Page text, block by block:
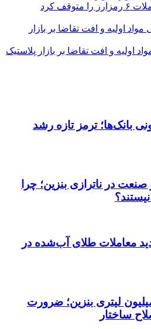
کرد
اولیه و افت تقاضا بر بازار پلاستیک
بانک‌ها؛ ترمز تازه رشد
در ناترازی بنزین؛ چرا
معاملات طلای آب‌شده در
ناترازی ۱۰ میلیون لیتری بنزین؛ ضرورت
ساختار